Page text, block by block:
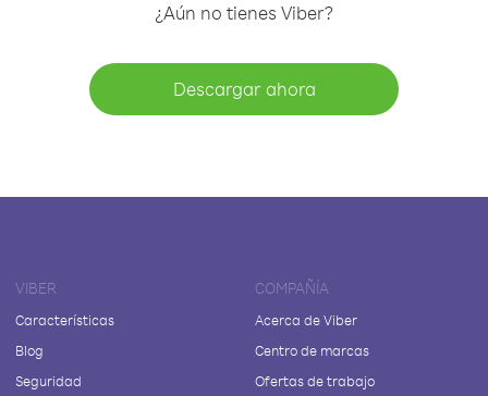
¿Aún no tienes Viber?
Descargar ahora
VIBER
Características
Blog
Seguridad
COMPAÑÍA
Acerca de Viber
Centro de marcas
Ofertas de trabajo